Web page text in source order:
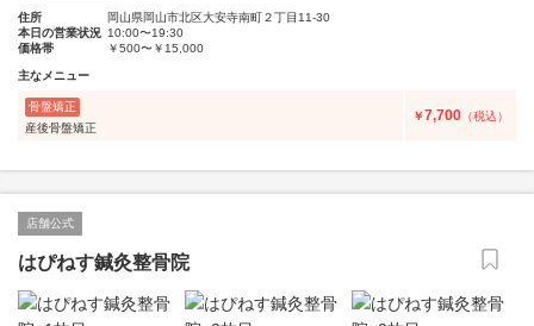
住所
岡山県岡山市北区大安寺南町２丁目11-30
本日の営業状況 10:00〜19:30
価格帯
￥500〜￥15,000
主なメニュー
骨盤矯正
産後骨盤矯正
￥7,700 （税込）
店舗公式
はぴねす鍼灸整骨院